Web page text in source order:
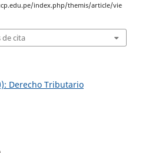
index.php/themis/article/vie
de cita
Derecho Tributario